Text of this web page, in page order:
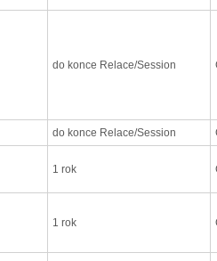
do konce Relace/Session
do konce Relace/Session
1 rok
1 rok